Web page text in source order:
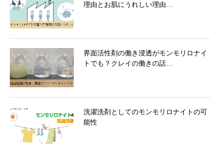
理由とお肌にうれしい理由…
界面活性剤の働き浸透がモンモリロナイ
トでも？クレイの働きの話…
洗濯洗剤としてのモンモリロナイトの可
能性